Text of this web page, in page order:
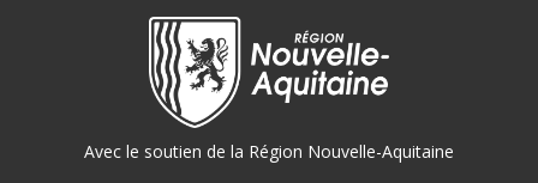
Avec le soutien de la Région Nouvelle-Aquitaine